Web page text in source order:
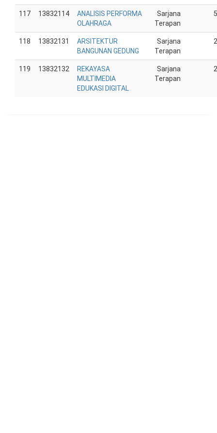
117 13832114
ANALISIS PERFORMA
OLAHRAGA
Sarjana
Terapan
118 13832131
ARSITEKTUR
BANGUNAN GEDUNG
Sarjana
Terapan
119 13832132
REKAYASA
MULTIMEDIA
EDUKASI DIGITAL
Sarjana
Terapan